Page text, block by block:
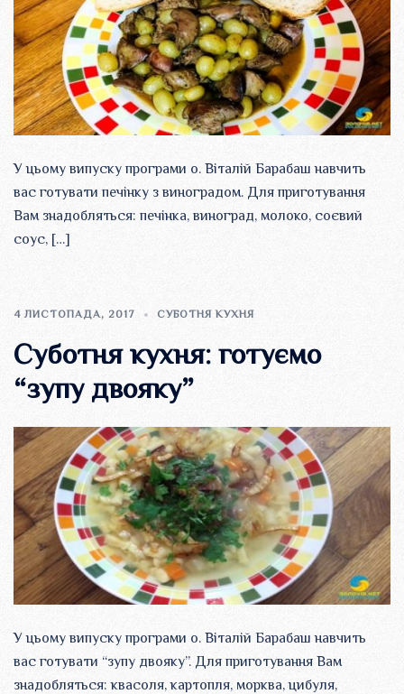
У цьому випуску програми о. Віталій Барабаш навчить
вас готувати печінку з виноградом. Для приготування
Вам знадобляться: печінка, виноград, молоко, соєвий
соус, […]
4 ЛИСТОПАДА, 2017 СУБОТНЯ КУХНЯ
Суботня кухня: готуємо
“зупу двояку”
У цьому випуску програми о. Віталій Барабаш навчить
вас готувати “зупу двояку”. Для приготування Вам
знадобляться: квасоля, картопля, морква, цибуля,